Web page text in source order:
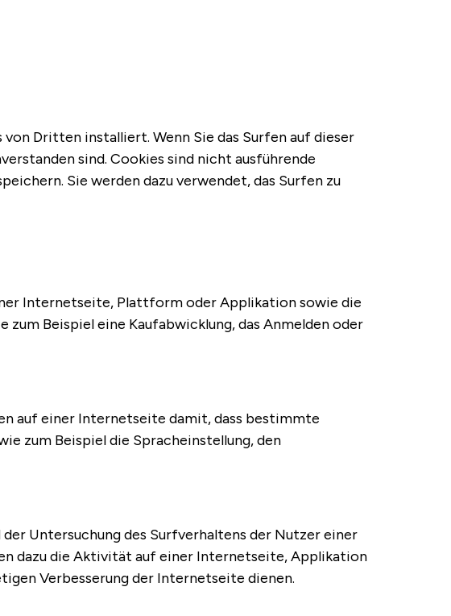
Dritten installiert. Wenn Sie das Surfen auf dieser
sind. Cookies sind nicht ausführende
Sie werden dazu verwendet, das Surfen zu
Internetseite, Plattform oder Applikation sowie die
Beispiel eine Kaufabwicklung, das Anmelden oder
auf einer Internetseite damit, dass bestimmte
zum Beispiel die Spracheinstellung, den
Untersuchung des Surfverhaltens der Nutzer einer
dazu die Aktivität auf einer Internetseite, Applikation
Verbesserung der Internetseite dienen.